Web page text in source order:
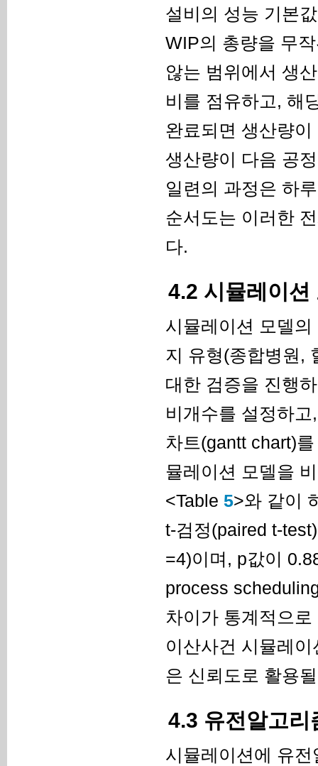
설비의 성능 기본
WIP의 총량을 무
않는 범위에서 생
비를 점유하고, 해
완료되면 생산량
생산량이 다음 공
일련의 과정은 하
순서도는 이러한
다.
4.2 시뮬레이션
시뮬레이션 모델
지 유형(종합병원,
대한 검증을 진행
비개수를 설정하
차트(gantt chart)
뮬레이션 모델을
<Table 5>와 같이
t-검정(paired t-
=4)이며, p값이
process
차이가 통계적으
이산사건 시뮬레
은 신뢰도로 활용
4.3 유전알고리
시뮬레이션에 유